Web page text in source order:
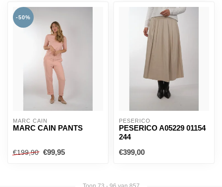
-50%
MARC CAIN
MARC CAIN PANTS
€199,90 €99,95
PESERICO
PESERICO A05229 01154
244
€399,00